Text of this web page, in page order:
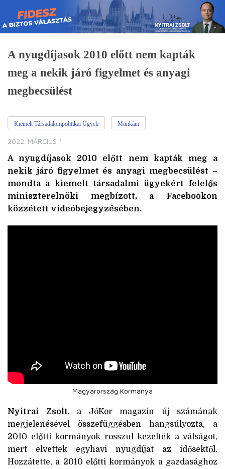
Skip
to
content
A nyugdíjasok 2010 előtt nem kapták
meg a nekik járó figyelmet és anyagi
megbecsülést
Kiemelt Társadalompolitikai Ügyek Munkám
2022. MÁRCIUS 1.
A nyugdíjasok 2010 előtt nem kapták meg a
nekik járó figyelmet és anyagi megbecsülést –
mondta a kiemelt társadalmi ügyekért felelős
miniszterelnöki megbízott, a Facebookon
közzétett videóbejegyzésében.
Magyarország Kormánya
Nyitrai Zsolt, a JóKor magazin új számának
megjelenésével összefüggésben hangsúlyozta, a
2010 előtti kormányok rosszul kezelték a válságot,
mert elvettek egyhavi nyugdíjat az idősektől.
Hozzátette, a 2010 előtti kormányok a gazdasághoz